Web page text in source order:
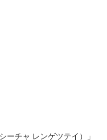
ーチャ レンゲツテイ）」